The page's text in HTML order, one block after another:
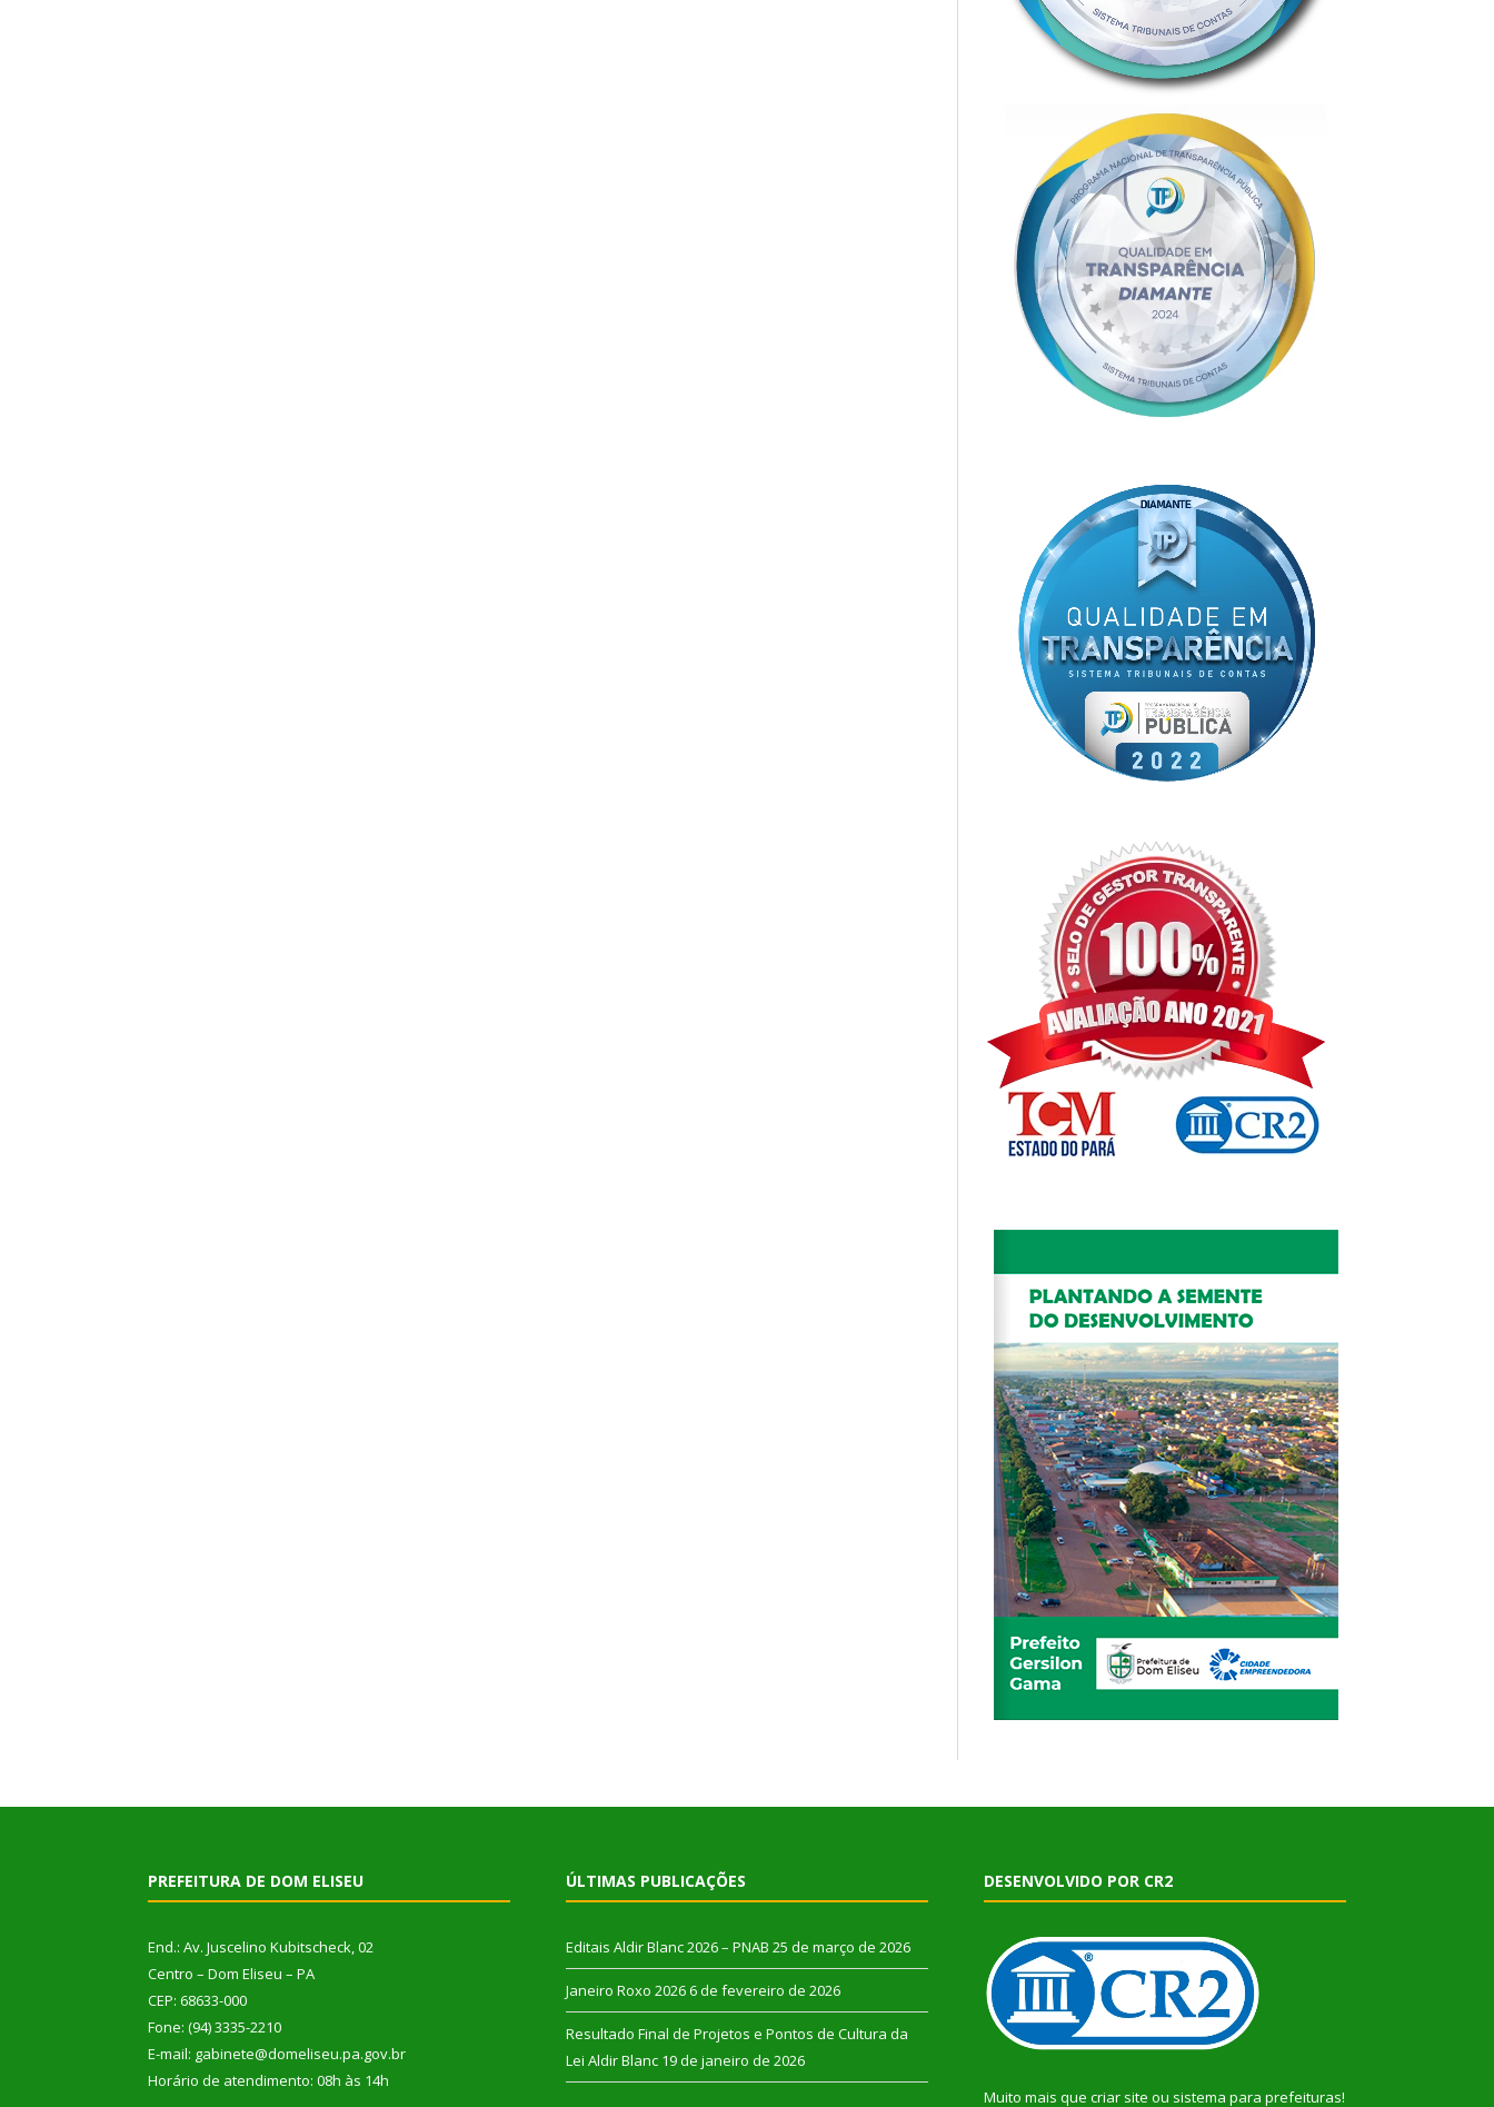
PREFEITURA DE DOM ELISEU
End.: Av. Juscelino Kubitscheck, 02
Centro – Dom Eliseu – PA
CEP: 68633-000
Fone: (94) 3335-2210
E-mail: gabinete@domeliseu.pa.gov.br
Horário de atendimento: 08h às 14h
ÚLTIMAS PUBLICAÇÕES
Editais Aldir Blanc 2026 – PNAB 25 de março de 2026
Janeiro Roxo 2026 6 de fevereiro de 2026
Resultado Final de Projetos e Pontos de Cultura da
Lei Aldir Blanc 19 de janeiro de 2026
DESENVOLVIDO POR CR2
Muito mais que criar site ou sistema para prefeituras!